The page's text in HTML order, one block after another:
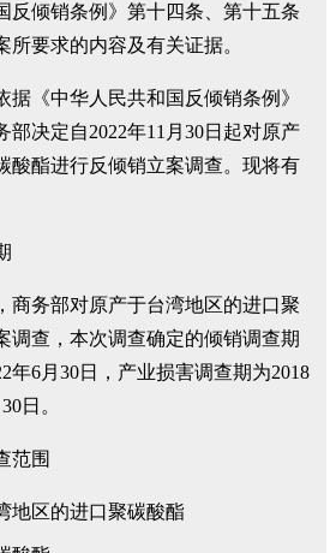
反倾销条例》第十四条、第十五条
要求的内容及有关证据。
据《中华人民共和国反倾销条例》
部决定自2022年11月30日起对原产
酸酯进行反倾销立案调查。现将有
商务部对原产于台湾地区的进口聚
调查，本次调查确定的倾销调查期
年6月30日，产业损害调查期为2018
日。
范围
地区的进口聚碳酸酯